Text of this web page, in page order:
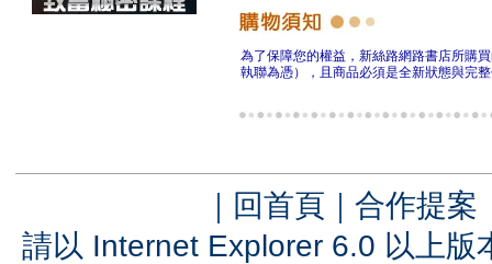
為了保障您的權益，新絲路網路書店所購
執聯為憑），且商品必須是全新狀態與完
｜ 回首頁 ｜ 合作提案
請以 Internet Explorer 6.0 以上